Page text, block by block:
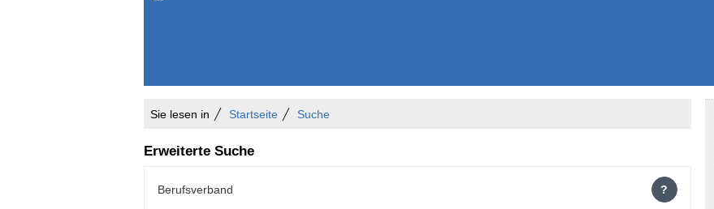
Sie lesen in Startseite Suche
Erweiterte Suche
?